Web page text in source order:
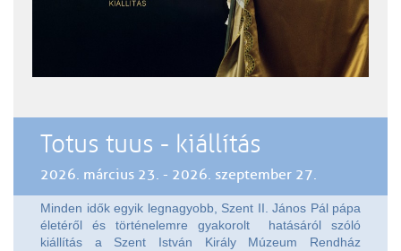
Totus tuus - kiállítás
2026. március 23. - 2026. szeptember 27.
Minden idők egyik legnagyobb, Szent II. János Pál pápa
életéről és történelemre gyakorolt hatásáról szóló
kiállítás a Szent István Király Múzeum Rendház